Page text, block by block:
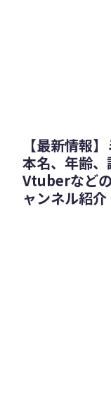
【最新情報
本名、年齢、
Vtuberなど
ャンネル紹介